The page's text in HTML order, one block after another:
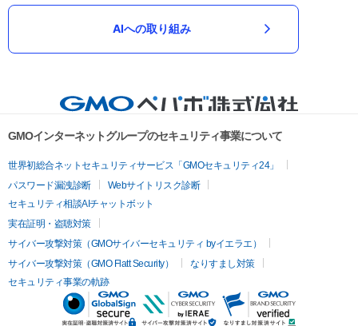
AIへの取り組み
GMOインターネットグループのセキュリティ事業について
世界初総合ネットセキュリティサービス「GMOセキュリティ24」
パスワード漏洩診断
Webサイトリスク診断
セキュリティ相談AIチャットボット
実在証明・盗聴対策
サイバー攻撃対策（GMOサイバーセキュリティ byイエラエ）
サイバー攻撃対策（GMO Flatt Security）
なりすまし対策
セキュリティ事業の軌跡